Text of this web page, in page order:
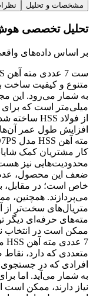
مشخصات و تحلیل
تحلیل تخصصی
بر اساس داده‌های
متنوع و کیفیت ساخت
میلی‌متر است که
کار مشتریان کمک
محدودیت‌هایی نیز هست
ضعف این محصول، عدم
خاص است؛ در مقابل،
می‌پردازند. همچنین،
متریال‌های سخت‌تر از
مته‌های حرفه‌ای دیگر
ممکن است در انتخاب
متعددی که دارد،
افرادی که در جستجوی
به شمار می‌آید. اما
نیاز دارند، ممکن است